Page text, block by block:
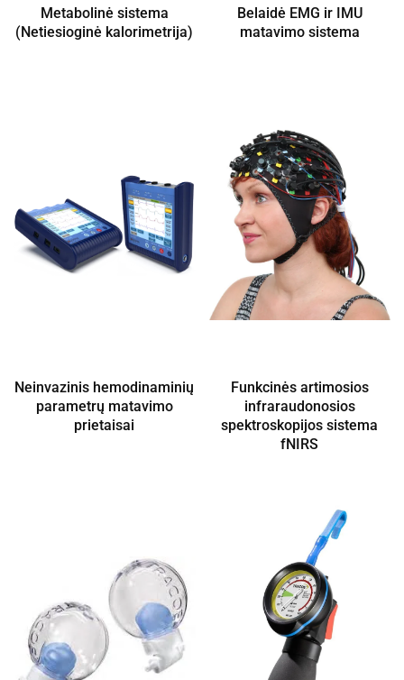
Metabolinė sistema
(Netiesioginė kalorimetrija)
Belaidė EMG ir IMU
matavimo sistema
Neinvazinis hemodinaminių
parametrų matavimo
prietaisai
Funkcinės artimosios
infraraudonosios
spektroskopijos sistema
fNIRS